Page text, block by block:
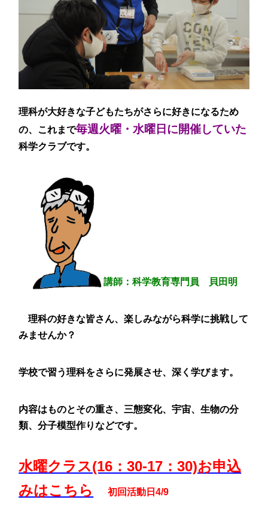
理科が大好きな子どもたちがさらに好きになるため
の、これまで毎週火曜・水曜日に開催していた
科学クラブです。
講師：科学教育専門員 貝田明
理科の好きな皆さん、楽しみながら科学に挑戦して
みませんか？
学校で習う理科をさらに発展させ、深く学びます。
内容はものとその重さ、三態変化、宇宙、生物の分
類、分子模型作りなどです。
水曜クラス(16：30-17：30)お申込
みはこちら
初回活動日4/9